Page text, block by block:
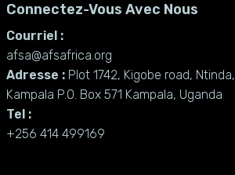
Connectez-Vous Avec Nous
Courriel :
afsa@afsafrica.org
Adresse : Plot 1742, Kigobe road, Ntinda,
Kampala P.O. Box 571 Kampala, Uganda
Tel :
+256 414 499169